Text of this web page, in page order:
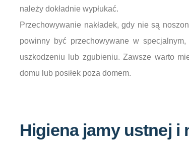
należy dokładnie wypłukać.
Przechowywanie nakładek, gdy nie są
powinny być przechowywane w
uszkodzeniu lub zgubieniu. Zawsze warto
domu lub posiłek poza domem.
Higiena jamy ustnej i